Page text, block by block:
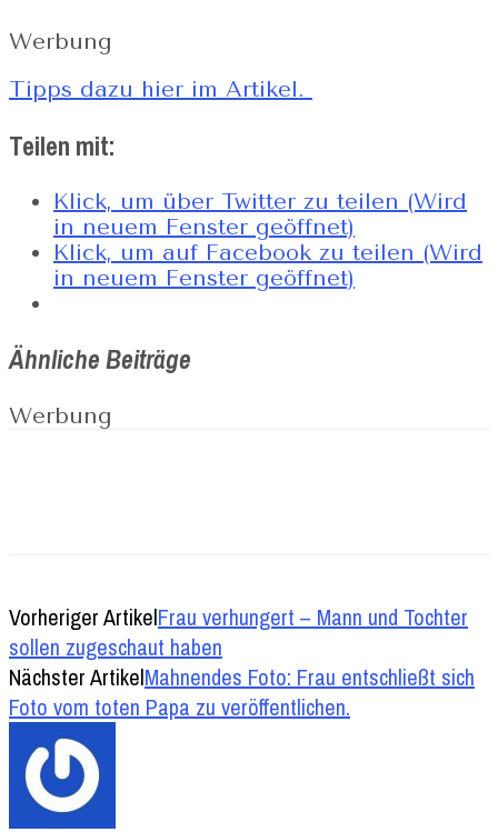
Werbung
Tipps dazu hier im Artikel.
Teilen mit:
Klick, um über Twitter zu teilen (Wird
in neuem Fenster geöffnet)
Klick, um auf Facebook zu teilen (Wird
in neuem Fenster geöffnet)
Ähnliche Beiträge
Werbung
Vorheriger ArtikelFrau verhungert – Mann und Tochter
sollen zugeschaut haben
Nächster ArtikelMahnendes Foto: Frau entschließt sich
Foto vom toten Papa zu veröffentlichen.